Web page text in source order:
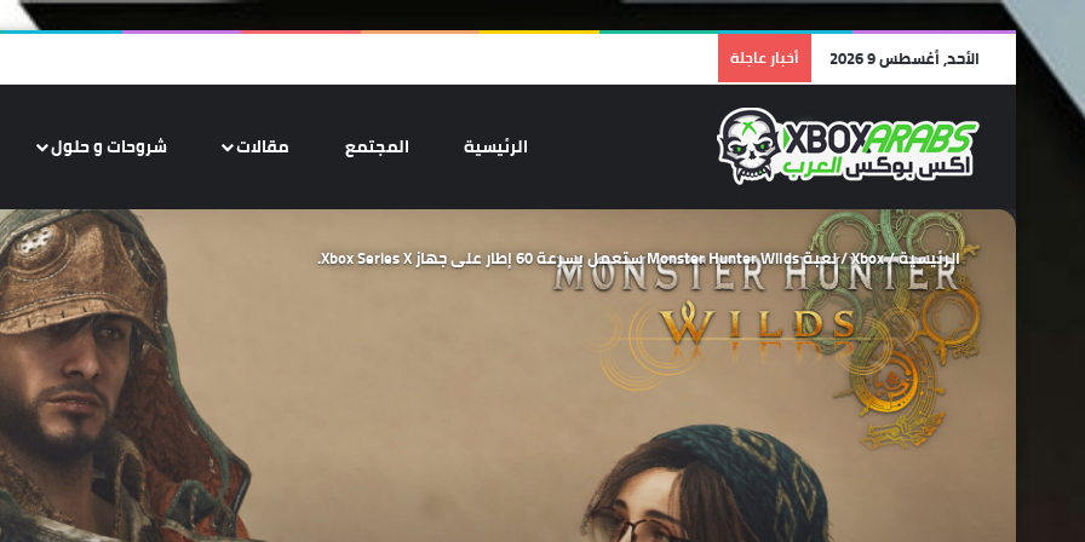
الأحد, أغسطس 9 2026 أخبار عاجلة
الرئيسية المجتمع مقالات شروحات و حلول
الرئيسية/
Xbox
/لعبة Monster Hunter Wilds ستعمل بسرعة 60 إطار على جهاز Xbox Series X.